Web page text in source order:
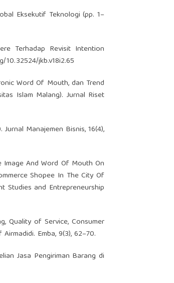
Eksekutif Teknologi (pp. 1–
Terhadap Revisit Intention
10.32524/jkb.v18i2.65
Word Of Mouth, dan Trend
Islam Malang). Jurnal Riset
Manajemen Bisnis, 16(4),
Image And Word Of Mouth On
Shopee In The City Of
Studies and Entrepreneurship
Quality of Service, Consumer
Emba, 9(3), 62–70.
Jasa Pengiriman Barang di